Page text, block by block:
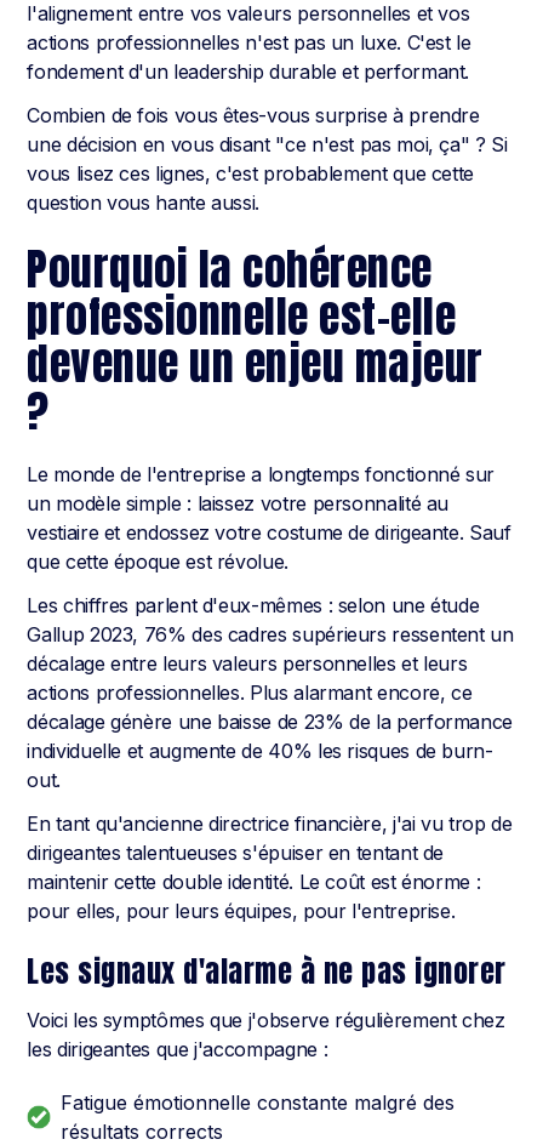
l'alignement entre vos valeurs personnelles et vos
actions professionnelles n'est pas un luxe. C'est le
fondement d'un leadership durable et performant.
Combien de fois vous êtes-vous surprise à prendre
une décision en vous disant "ce n'est pas moi, ça" ? Si
vous lisez ces lignes, c'est probablement que cette
question vous hante aussi.
Pourquoi la cohérence
professionnelle est-elle
devenue un enjeu majeur
?
Le monde de l'entreprise a longtemps fonctionné sur
un modèle simple : laissez votre personnalité au
vestiaire et endossez votre costume de dirigeante. Sauf
que cette époque est révolue.
Les chiffres parlent d'eux-mêmes : selon une étude
Gallup 2023, 76% des cadres supérieurs ressentent un
décalage entre leurs valeurs personnelles et leurs
actions professionnelles. Plus alarmant encore, ce
décalage génère une baisse de 23% de la performance
individuelle et augmente de 40% les risques de burn-
out.
En tant qu'ancienne directrice financière, j'ai vu trop de
dirigeantes talentueuses s'épuiser en tentant de
maintenir cette double identité. Le coût est énorme :
pour elles, pour leurs équipes, pour l'entreprise.
Les signaux d'alarme à ne pas ignorer
Voici les symptômes que j'observe régulièrement chez
les dirigeantes que j'accompagne :
Fatigue émotionnelle constante malgré des
résultats corrects